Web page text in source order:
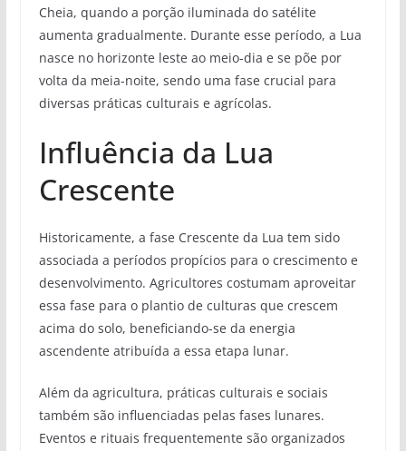
Cheia, quando a porção iluminada do satélite
aumenta gradualmente. Durante esse período, a Lua
nasce no horizonte leste ao meio-dia e se põe por
volta da meia-noite, sendo uma fase crucial para
diversas práticas culturais e agrícolas.
Influência da Lua
Crescente
Historicamente, a fase Crescente da Lua tem sido
associada a períodos propícios para o crescimento e
desenvolvimento. Agricultores costumam aproveitar
essa fase para o plantio de culturas que crescem
acima do solo, beneficiando-se da energia
ascendente atribuída a essa etapa lunar.
Além da agricultura, práticas culturais e sociais
também são influenciadas pelas fases lunares.
Eventos e rituais frequentemente são organizados